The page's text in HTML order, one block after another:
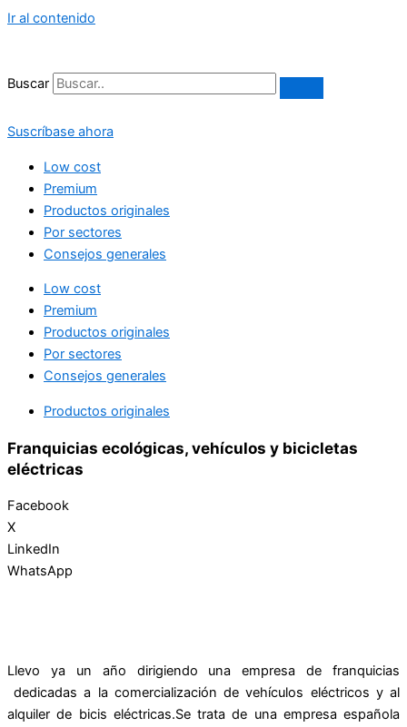
Ir al contenido
Buscar
Suscríbase ahora
Low cost
Premium
Productos originales
Por sectores
Consejos generales
Low cost
Premium
Productos originales
Por sectores
Consejos generales
Productos originales
Franquicias ecológicas, vehículos y bicicletas
eléctricas
Facebook
X
LinkedIn
WhatsApp
Llevo ya un año dirigiendo una empresa de franquicias
dedicadas a la comercialización de vehículos eléctricos y al
alquiler de bicis eléctricas.Se trata de una empresa española